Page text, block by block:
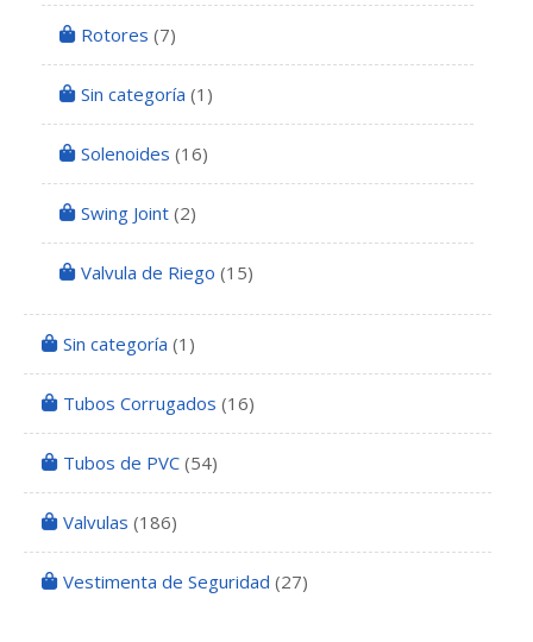
Rotores (7)
Sin categoría (1)
Solenoides (16)
Swing Joint (2)
Valvula de Riego (15)
Sin categoría (1)
Tubos Corrugados (16)
Tubos de PVC (54)
Valvulas (186)
Vestimenta de Seguridad (27)